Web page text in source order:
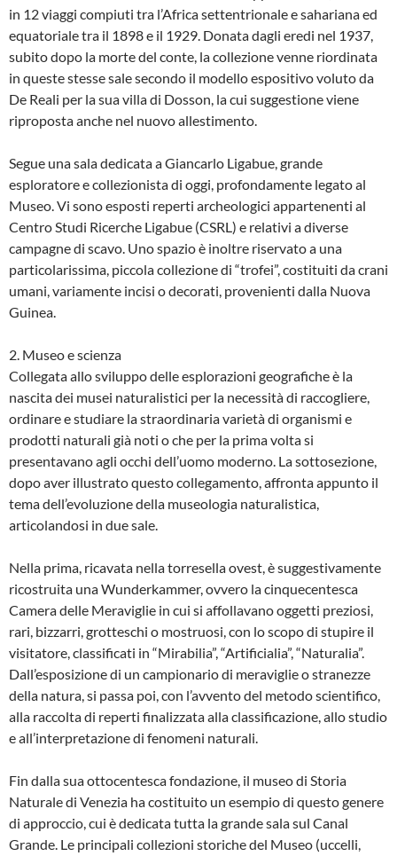
in 12 viaggi compiuti tra l’Africa settentrionale e sahariana ed
equatoriale tra il 1898 e il 1929. Donata dagli eredi nel 1937,
subito dopo la morte del conte, la collezione venne riordinata
in queste stesse sale secondo il modello espositivo voluto da
De Reali per la sua villa di Dosson, la cui suggestione viene
riproposta anche nel nuovo allestimento.
Segue una sala dedicata a Giancarlo Ligabue, grande
esploratore e collezionista di oggi, profondamente legato al
Museo. Vi sono esposti reperti archeologici appartenenti al
Centro Studi Ricerche Ligabue (CSRL) e relativi a diverse
campagne di scavo. Uno spazio è inoltre riservato a una
particolarissima, piccola collezione di “trofei”, costituiti da crani
umani, variamente incisi o decorati, provenienti dalla Nuova
Guinea.
2. Museo e scienza
Collegata allo sviluppo delle esplorazioni geografiche è la
nascita dei musei naturalistici per la necessità di raccogliere,
ordinare e studiare la straordinaria varietà di organismi e
prodotti naturali già noti o che per la prima volta si
presentavano agli occhi dell’uomo moderno. La sottosezione,
dopo aver illustrato questo collegamento, affronta appunto il
tema dell’evoluzione della museologia naturalistica,
articolandosi in due sale.
Nella prima, ricavata nella torresella ovest, è suggestivamente
ricostruita una Wunderkammer, ovvero la cinquecentesca
Camera delle Meraviglie in cui si affollavano oggetti preziosi,
rari, bizzarri, grotteschi o mostruosi, con lo scopo di stupire il
visitatore, classificati in “Mirabilia”, “Artificialia”, “Naturalia”.
Dall’esposizione di un campionario di meraviglie o stranezze
della natura, si passa poi, con l’avvento del metodo scientifico,
alla raccolta di reperti finalizzata alla classificazione, allo studio
e all’interpretazione di fenomeni naturali.
Fin dalla sua ottocentesca fondazione, il museo di Storia
Naturale di Venezia ha costituito un esempio di questo genere
di approccio, cui è dedicata tutta la grande sala sul Canal
Grande. Le principali collezioni storiche del Museo (uccelli,